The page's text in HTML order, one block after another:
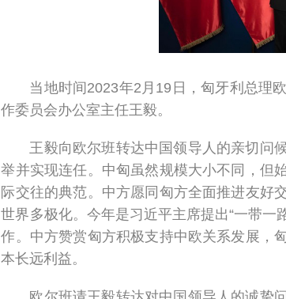
当地时间2023年2月19日，匈牙利总理
作委员会办公室主任王毅。
王毅向欧尔班转达中国领导人的亲切问
举并实现连任。中匈虽然规模大小不同，但
际交往的典范。中方愿同匈方全面推进友好
世界多极化。今年是习近平主席提出“一带一
作。中方赞赏匈方积极支持中欧关系发展，
本长远利益。